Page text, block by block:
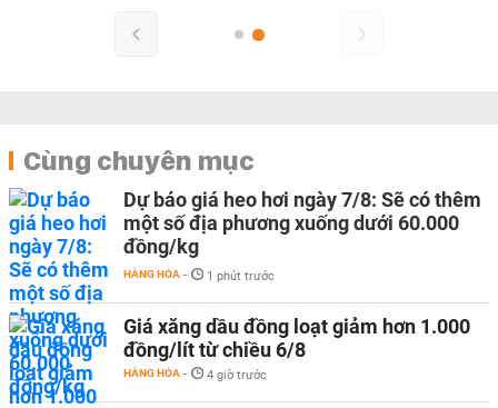
Cùng chuyên mục
Dự báo giá heo hơi ngày 7/8: Sẽ có thêm
một số địa phương xuống dưới 60.000
đồng/kg
HÀNG HÓA - 1 phút trước
Giá xăng dầu đồng loạt giảm hơn 1.000
đồng/lít từ chiều 6/8
HÀNG HÓA - 4 giờ trước